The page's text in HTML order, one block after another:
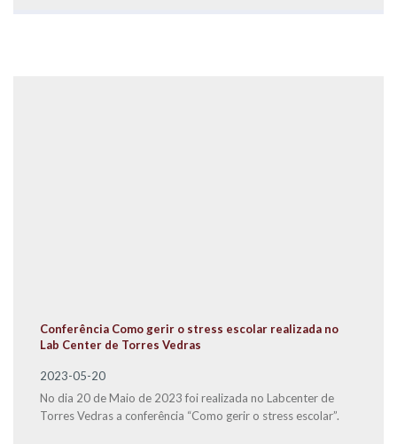
Conferência Como gerir o stress escolar realizada no
Lab Center de Torres Vedras
2023-05-20
No dia 20 de Maio de 2023 foi realizada no Labcenter de
Torres Vedras a conferência “Como gerir o stress escolar”.